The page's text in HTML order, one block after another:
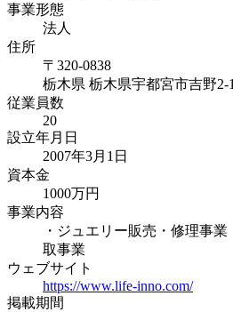
事業形態
法人
住所
〒 320-0838
栃木県 栃木県宇都宮市吉野2-
従業員数
20
設立年月日
2007年3月1日
資本金
1000万円
事業内容
・ジュエリー販売・修理事
取事業
ウェブサイト
https://www.life-inno.com/
掲載期間